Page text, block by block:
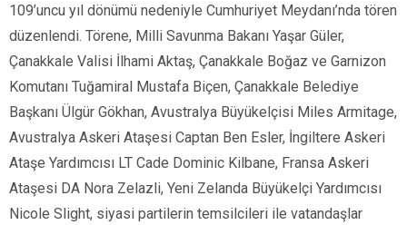
109’uncu yıl dönümü nedeniyle Cumhuriyet Meydanı’nda tören
düzenlendi. Törene, Milli Savunma Bakanı Yaşar Güler,
Çanakkale Valisi İlhami Aktaş, Çanakkale Boğaz ve Garnizon
Komutanı Tuğamiral Mustafa Biçen, Çanakkale Belediye
Başkanı Ülgür Gökhan, Avustralya Büyükelçisi Miles Armitage,
Avustralya Askeri Ataşesi Captan Ben Esler, İngiltere Askeri
Ataşe Yardımcısı LT Cade Dominic Kilbane, Fransa Askeri
Ataşesi DA Nora Zelazli, Yeni Zelanda Büyükelçi Yardımcısı
Nicole Slight, siyasi partilerin temsilcileri ile vatandaşlar